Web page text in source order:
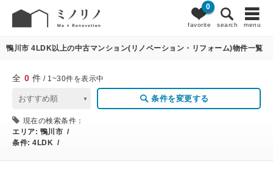
favorite
0
search menu
0 条件変更
鴨川市 4LDK以上の中古マンション(リノベーション・リフォーム)物件一覧
全 0 件 / 1~30件を表示中
条件を変更する
現在の検索条件：
エリア: 鴨川市 /
条件: 4LDK /